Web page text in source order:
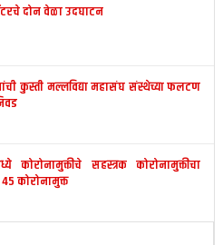
दोन वेळा उदघाटन
कुस्ती मल्लविद्या महासंघ संस्थेच्या फलटण
कोरोनामुक्तीचे सहस्त्रक कोरोनामुक्तीचा
कोरोनामुक्त